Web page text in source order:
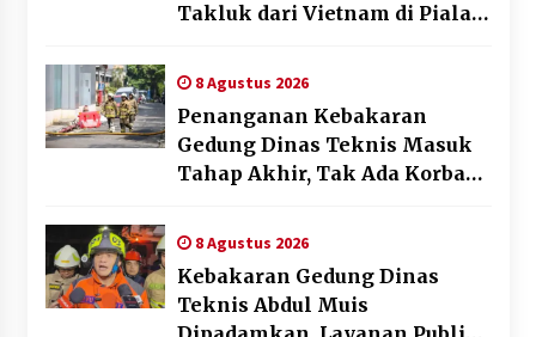
Takluk dari Vietnam di Piala
8 Agustus 2026
Penanganan Kebakaran
Gedung Dinas Teknis Masuk
Tahap Akhir, Tak Ada Korban
8 Agustus 2026
Kebakaran Gedung Dinas
Teknis Abdul Muis